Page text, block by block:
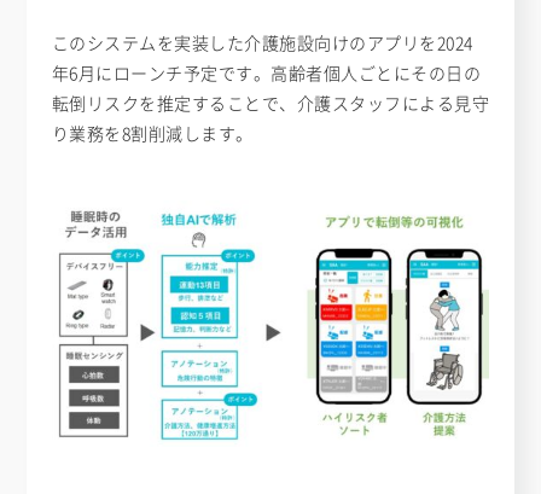
このシステムを実装した介護施設向けのアプリを2024
年6月にローンチ予定です。高齢者個人ごとにその日の
転倒リスクを推定することで、介護スタッフによる見守
り業務を8割削減します。